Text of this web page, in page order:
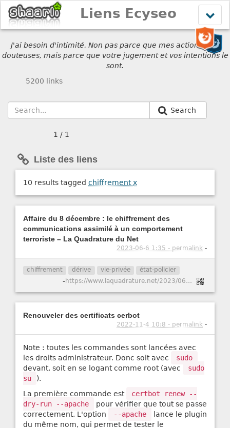
le
menu
Liens Ecyseo
J'ai besoin d'intimité. Non pas parce que mes actions sont
douteuses, mais parce que votre jugement et vos intentions le
sont.
5200 links
Search
1 / 1
Liste des liens
10 results tagged chiffrementx
Affaire du 8 décembre : le chiffrement des
communications assimilé à un comportement
terroriste – La Quadrature du Net
2023-06-6 1:35 - permalink -
chiffrement dérive vie-privée état-policier
- https://www.laquadrature.net/2023/06/05/affaire-du-8-decembre-le-chiffrement-des-communications-assimile-a-un-comportement-terroriste/
Renouveler des certificats cerbot
2022-11-4 10:8 - permalink -
Note : toutes les commandes sont lancées avec
les droits administrateur. Donc soit avec
sudo
devant, soit en se logant comme root (avec
sudo
su
).
La première commande est
certbot renew --
dry-run --apache
pour vérifier que tout se passe
correctement. L'option
--apache
lance le plugin
du même nom, qui permet de tester le